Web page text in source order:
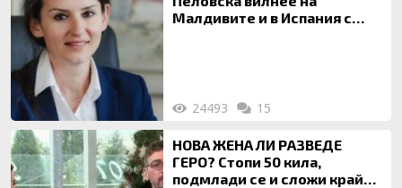
Малдивите и в Испания с
24493 15
НОВА ЖЕНА ЛИ РАЗВЕДЕ
ГЕРО? Стопи 50 кила,
подмлади се и сложи край